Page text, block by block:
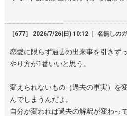
［677］ 2026/7/26(日) 10:12 ｜ 名無しの
恋愛に限らず過去の出来事を引きず
やり方が1番いいと思う。
変えられないもの（過去の事実）を
んでしまうんだよ。
自分が変われば過去の解釈が変わっ